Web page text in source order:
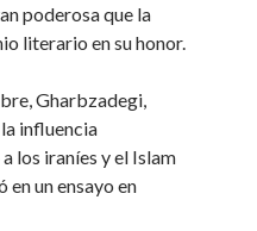
poderosa que la
literario en su honor.
Gharbzadegi,
influencia
los iraníes y el Islam
un ensayo en